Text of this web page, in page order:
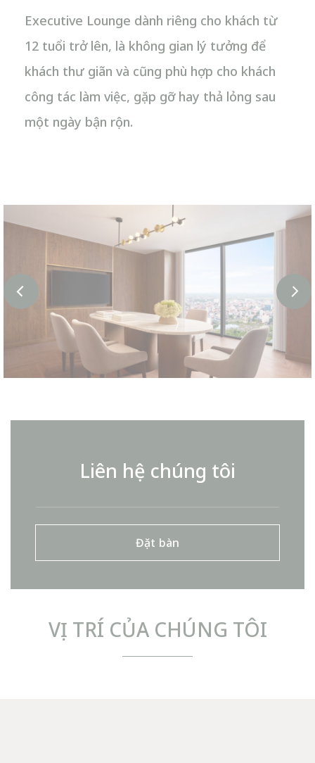
Executive Lounge dành riêng cho khách từ
12 tuổi trở lên, là không gian lý tưởng để
khách thư giãn và cũng phù hợp cho khách
công tác làm việc, gặp gỡ hay thả lỏng sau
một ngày bận rộn.
Liên hệ chúng tôi
Đặt bàn
VỊ TRÍ CỦA CHÚNG TÔI